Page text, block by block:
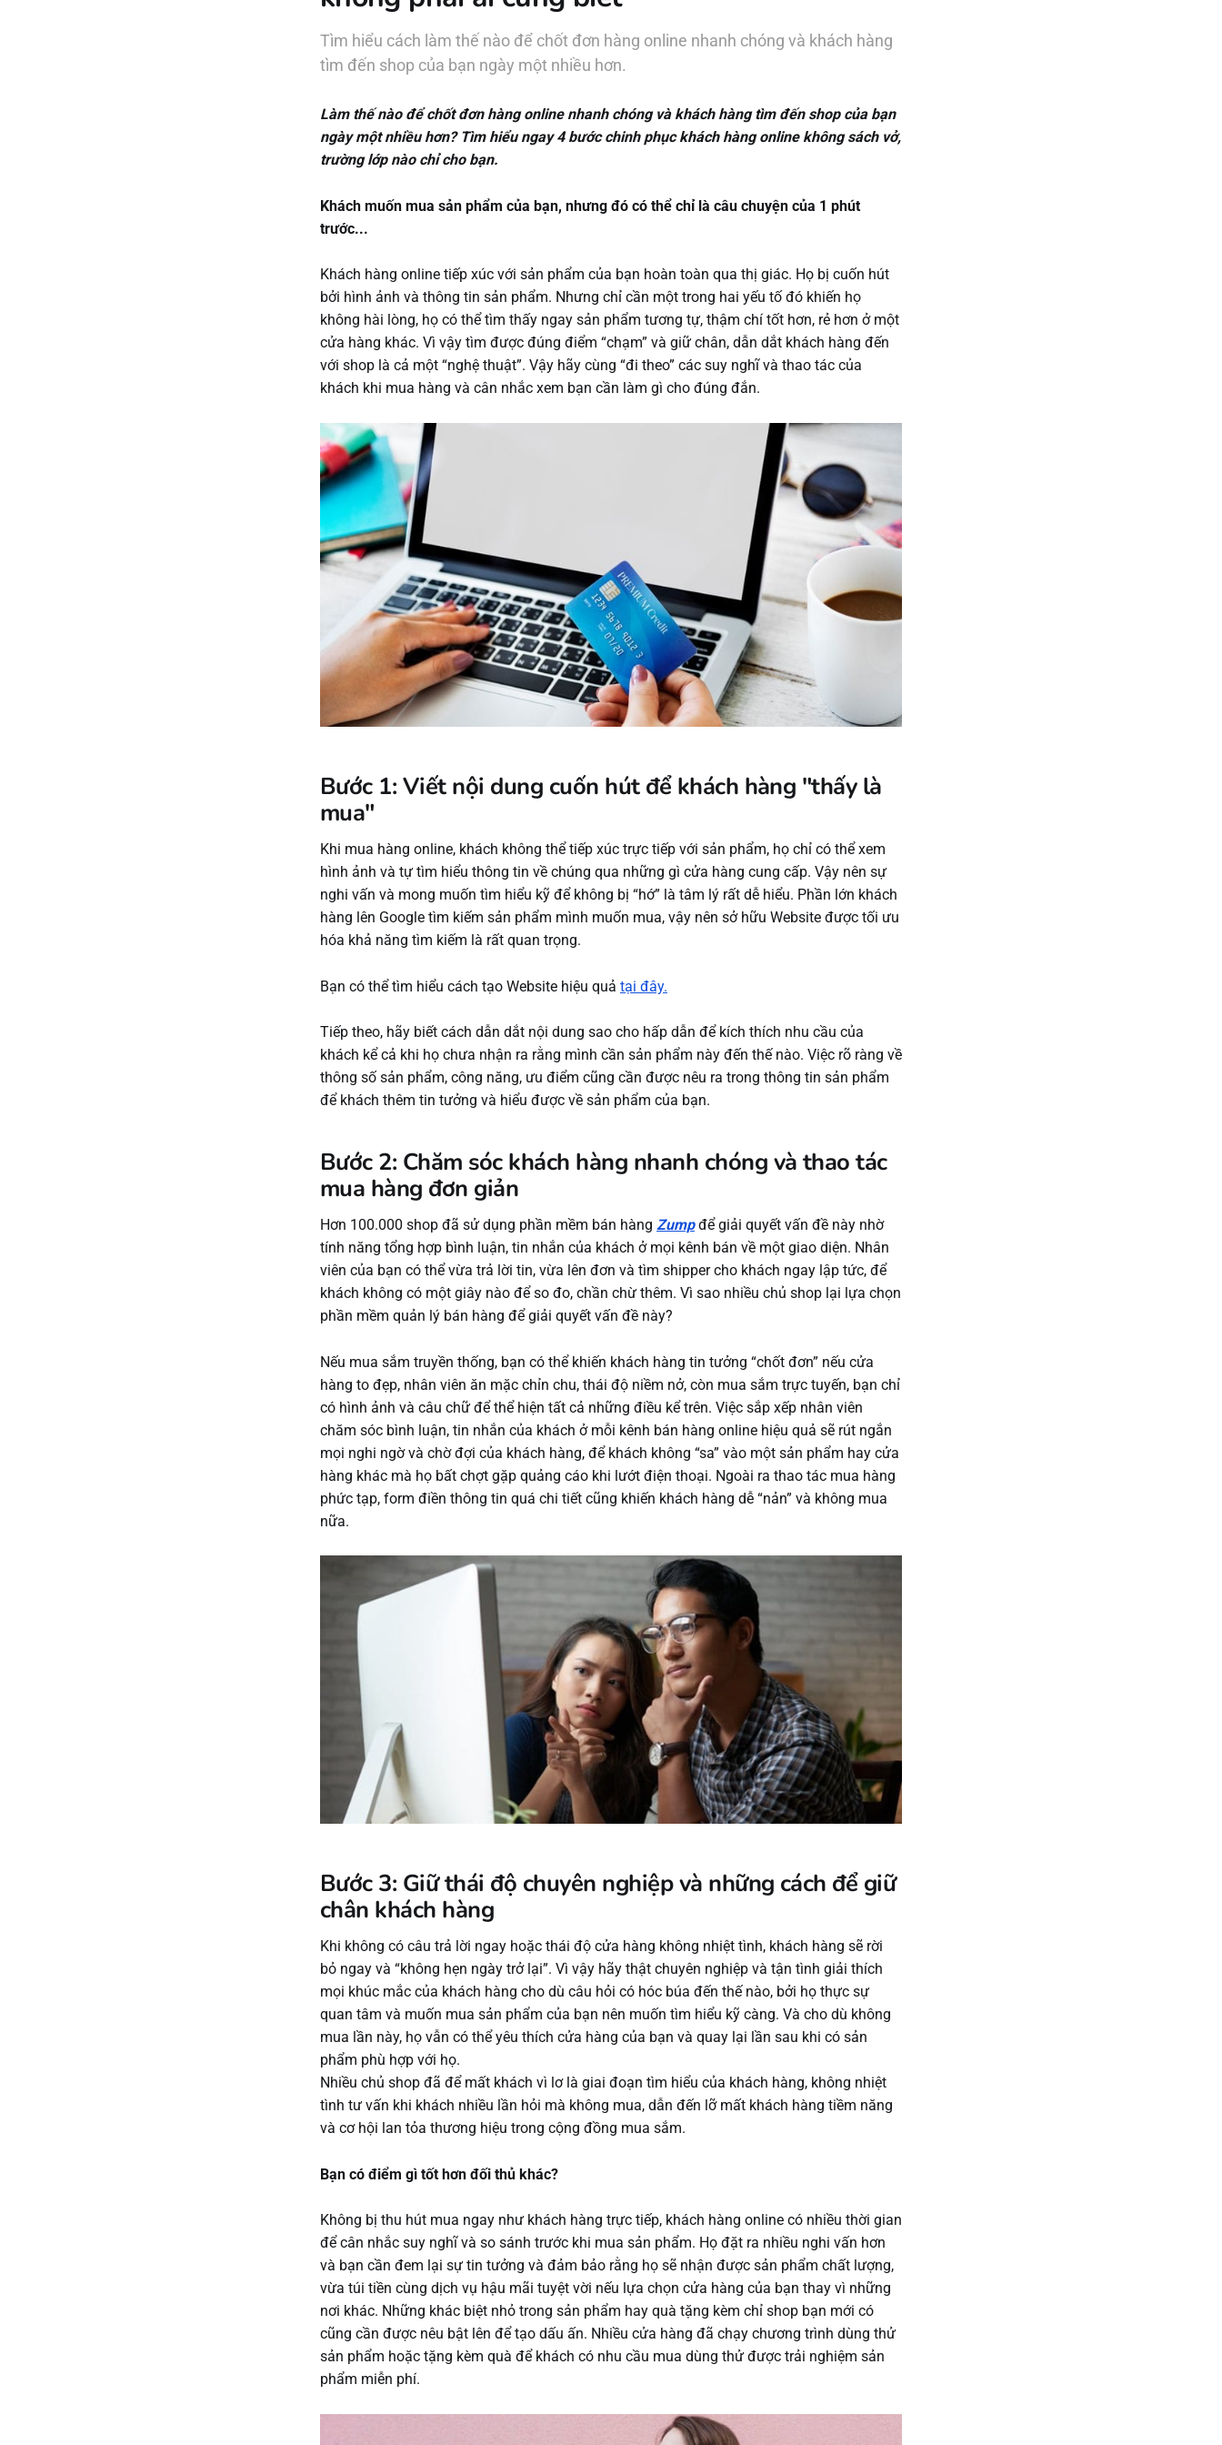
Tìm hiểu cách làm thế nào để chốt đơn hàng online nhanh chóng và khách hàng
tìm đến shop của bạn ngày một nhiều hơn.
Làm thế nào để chốt đơn hàng online nhanh chóng và khách hàng tìm đến shop của bạn
ngày một nhiều hơn? Tìm hiểu ngay 4 bước chinh phục khách hàng online không sách vở,
trường lớp nào chỉ cho bạn.
Khách muốn mua sản phẩm của bạn, nhưng đó có thể chỉ là câu chuyện của 1 phút
trước...
Khách hàng online tiếp xúc với sản phẩm của bạn hoàn toàn qua thị giác. Họ bị cuốn hút
bởi hình ảnh và thông tin sản phẩm. Nhưng chỉ cần một trong hai yếu tố đó khiến họ
không hài lòng, họ có thể tìm thấy ngay sản phẩm tương tự, thậm chí tốt hơn, rẻ hơn ở một
cửa hàng khác. Vì vậy tìm được đúng điểm “chạm” và giữ chân, dẫn dắt khách hàng đến
với shop là cả một “nghệ thuật”. Vậy hãy cùng “đi theo” các suy nghĩ và thao tác của
khách khi mua hàng và cân nhắc xem bạn cần làm gì cho đúng đắn.
Bước 1: Viết nội dung cuốn hút để khách hàng "thấy là
mua"
Khi mua hàng online, khách không thể tiếp xúc trực tiếp với sản phẩm, họ chỉ có thể xem
hình ảnh và tự tìm hiểu thông tin về chúng qua những gì cửa hàng cung cấp. Vậy nên sự
nghi vấn và mong muốn tìm hiểu kỹ để không bị “hớ” là tâm lý rất dễ hiểu. Phần lớn khách
hàng lên Google tìm kiếm sản phẩm mình muốn mua, vậy nên sở hữu Website được tối ưu
hóa khả năng tìm kiếm là rất quan trọng.
Bạn có thể tìm hiểu cách tạo Website hiệu quả tại đây.
Tiếp theo, hãy biết cách dẫn dắt nội dung sao cho hấp dẫn để kích thích nhu cầu của
khách kể cả khi họ chưa nhận ra rằng mình cần sản phẩm này đến thế nào. Việc rõ ràng về
thông số sản phẩm, công năng, ưu điểm cũng cần được nêu ra trong thông tin sản phẩm
để khách thêm tin tưởng và hiểu được về sản phẩm của bạn.
Bước 2: Chăm sóc khách hàng nhanh chóng và thao tác
mua hàng đơn giản
Hơn 100.000 shop đã sử dụng phần mềm bán hàng Zumpđể giải quyết vấn đề này nhờ
tính năng tổng hợp bình luận, tin nhắn của khách ở mọi kênh bán về một giao diện. Nhân
viên của bạn có thể vừa trả lời tin, vừa lên đơn và tìm shipper cho khách ngay lập tức, để
khách không có một giây nào để so đo, chần chừ thêm. Vì sao nhiều chủ shop lại lựa chọn
phần mềm quản lý bán hàng để giải quyết vấn đề này?
Nếu mua sắm truyền thống, bạn có thể khiến khách hàng tin tưởng “chốt đơn” nếu cửa
hàng to đẹp, nhân viên ăn mặc chỉn chu, thái độ niềm nở, còn mua sắm trực tuyến, bạn chỉ
có hình ảnh và câu chữ để thể hiện tất cả những điều kể trên. Việc sắp xếp nhân viên
chăm sóc bình luận, tin nhắn của khách ở mỗi kênh bán hàng online hiệu quả sẽ rút ngắn
mọi nghi ngờ và chờ đợi của khách hàng, để khách không “sa” vào một sản phẩm hay cửa
hàng khác mà họ bất chợt gặp quảng cáo khi lướt điện thoại. Ngoài ra thao tác mua hàng
phức tạp, form điền thông tin quá chi tiết cũng khiến khách hàng dễ “nản” và không mua
nữa.
Bước 3: Giữ thái độ chuyên nghiệp và những cách để giữ
chân khách hàng
Khi không có câu trả lời ngay hoặc thái độ cửa hàng không nhiệt tình, khách hàng sẽ rời
bỏ ngay và “không hẹn ngày trở lại”. Vì vậy hãy thật chuyên nghiệp và tận tình giải thích
mọi khúc mắc của khách hàng cho dù câu hỏi có hóc búa đến thế nào, bởi họ thực sự
quan tâm và muốn mua sản phẩm của bạn nên muốn tìm hiểu kỹ càng. Và cho dù không
mua lần này, họ vẫn có thể yêu thích cửa hàng của bạn và quay lại lần sau khi có sản
phẩm phù hợp với họ.
Nhiều chủ shop đã để mất khách vì lơ là giai đoạn tìm hiểu của khách hàng, không nhiệt
tình tư vấn khi khách nhiều lần hỏi mà không mua, dẫn đến lỡ mất khách hàng tiềm năng
và cơ hội lan tỏa thương hiệu trong cộng đồng mua sắm.
Bạn có điểm gì tốt hơn đối thủ khác?
Không bị thu hút mua ngay như khách hàng trực tiếp, khách hàng online có nhiều thời gian
để cân nhắc suy nghĩ và so sánh trước khi mua sản phẩm. Họ đặt ra nhiều nghi vấn hơn
và bạn cần đem lại sự tin tưởng và đảm bảo rằng họ sẽ nhận được sản phẩm chất lượng,
vừa túi tiền cùng dịch vụ hậu mãi tuyệt vời nếu lựa chọn cửa hàng của bạn thay vì những
nơi khác. Những khác biệt nhỏ trong sản phẩm hay quà tặng kèm chỉ shop bạn mới có
cũng cần được nêu bật lên để tạo dấu ấn. Nhiều cửa hàng đã chạy chương trình dùng thử
sản phẩm hoặc tặng kèm quà để khách có nhu cầu mua dùng thử được trải nghiệm sản
phẩm miễn phí.